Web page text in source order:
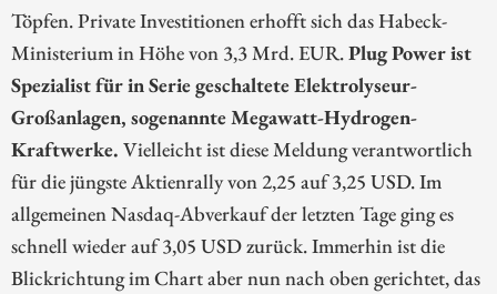
Töpfen. Private Investitionen erhofft sich das Habeck-
Ministerium in Höhe von 3,3 Mrd. EUR.Plug Power ist
Spezialist für in Serie geschaltete Elektrolyseur-
Großanlagen, sogenannte Megawatt-Hydrogen-
Kraftwerke. Vielleicht ist diese Meldung verantwortlich
für die jüngste Aktienrally von 2,25 auf 3,25 USD. Im
allgemeinen Nasdaq-Abverkauf der letzten Tage ging es
schnell wieder auf 3,05 USD zurück. Immerhin ist die
Blickrichtung im Chart aber nun nach oben gerichtet, das